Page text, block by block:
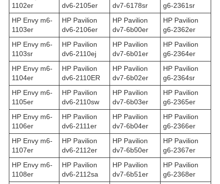
1102er
dv6-2105er
dv7-6178sr
g6-2361sr
HP Envy m6-
1103er
HP Pavilion
dv6-2106er
HP Pavilion
dv7-6b00er
HP Pavilion
g6-2362er
HP Envy m6-
1103sr
HP Pavilion
dv6-2110ej
HP Pavilion
dv7-6b01er
HP Pavilion
g6-2364er
HP Envy m6-
1104er
HP Pavilion
dv6-2110ER
HP Pavilion
dv7-6b02er
HP Pavilion
g6-2364sr
HP Envy m6-
1105er
HP Pavilion
dv6-2110sw
HP Pavilion
dv7-6b03er
HP Pavilion
g6-2365er
HP Envy m6-
1106er
HP Pavilion
dv6-2111er
HP Pavilion
dv7-6b04er
HP Pavilion
g6-2366er
HP Envy m6-
1107er
HP Pavilion
dv6-2112er
HP Pavilion
dv7-6b50er
HP Pavilion
g6-2367er
HP Envy m6-
1108er
HP Pavilion
dv6-2112sa
HP Pavilion
dv7-6b51er
HP Pavilion
g6-2368er